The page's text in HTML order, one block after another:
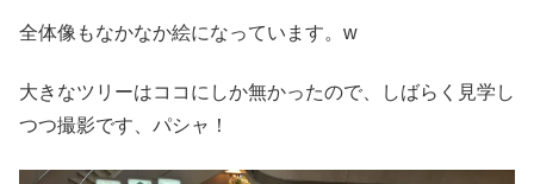
全体像もなかなか絵になっています。w
大きなツリーはココにしか無かったので、しばらく見学し
つつ撮影です、パシャ！